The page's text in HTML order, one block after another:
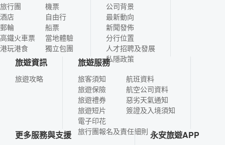
旅行團
酒店
郵輪
高鐵火車票
港玩港食
機票
自由行
船票
當地體驗
獨立包團
公司背景
最新動向
新聞發佈
分行位置
人才招聘及發展
私隱政策
旅遊資訊
旅遊攻略
旅遊服務
旅客須知
旅遊保險
旅遊禮券
旅遊短片
電子印花
航班資料
航空公司資料
惡劣天氣通知
簽證及入境須知
旅行團報名及責任細則
更多服務與支援 永安旅遊APP